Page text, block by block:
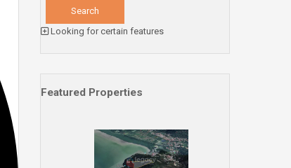
Looking for certain features
Featured Properties